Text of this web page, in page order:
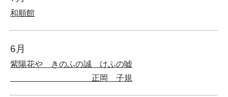
和順館
6月
紫陽花や きのふの誠 けふの嘘
正岡 子規